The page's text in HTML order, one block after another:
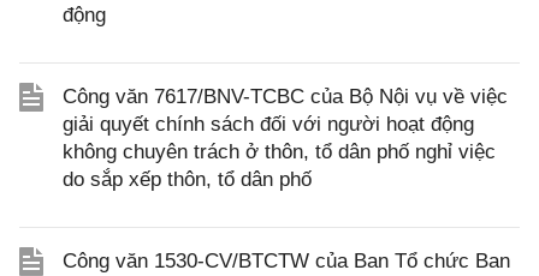
động
Công văn 7617/BNV-TCBC của Bộ Nội vụ về việc
giải quyết chính sách đối với người hoạt động
không chuyên trách ở thôn, tổ dân phố nghỉ việc
do sắp xếp thôn, tổ dân phố
Công văn 1530-CV/BTCTW của Ban Tổ chức Ban